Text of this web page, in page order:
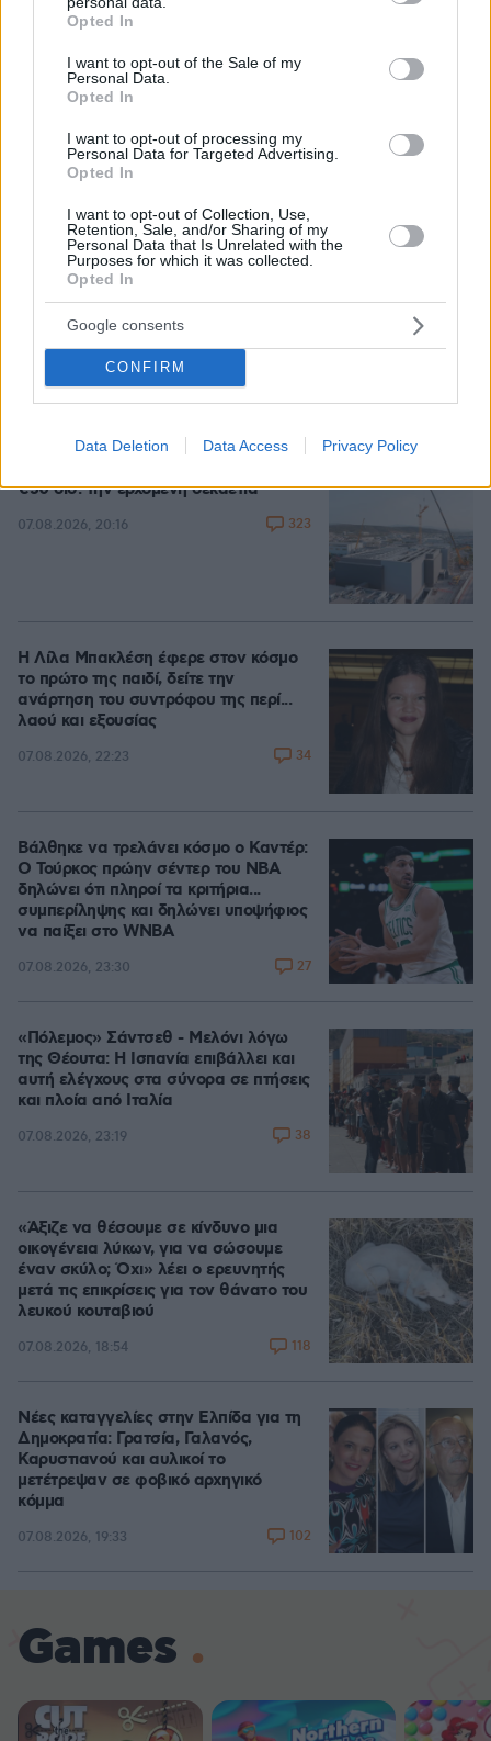
grant or deny consent to Google and its third-party tags to
use your data for below specified purposes in below Google
consent section.
Opted In
I want to opt-out of the Sale of my
Personal Data.
Opted In
I want to opt-out of processing my
Personal Data for Targeted Advertising.
Opted In
I want to opt-out of Collection, Use,
Retention, Sale, and/or Sharing of my
Personal Data that Is Unrelated with the
Purposes for which it was collected.
Opted In
Google consents
CONFIRM
Data Deletion Data Access Privacy Policy
Ο «Δράκος» του Λονδίνου: 40χρονος με
προβλήματα όρασης σκότωνε και βίαζε γυναίκες,
η αστυνομία τον είχε συλλάβει και τον άφησε
ελεύθερο
07.08.2026, 22:54
€50 δισ. την ερχόμενη δεκαετία
07.08.2026, 20:16 323
Η Λίλα Μπακλέση έφερε στον κόσμο
το πρώτο της παιδί, δείτε την
ανάρτηση του συντρόφου της περί...
λαού και εξουσίας
07.08.2026, 22:23 34
Βάλθηκε να τρελάνει κόσμο ο Καντέρ:
Ο Τούρκος πρώην σέντερ του NBA
δηλώνει ότι πληροί τα κριτήρια...
συμπερίληψης και δηλώνει υποψήφιος
να παίξει στο WNBA
07.08.2026, 23:30 27
«Πόλεμος» Σάντσεθ - Μελόνι λόγω
της Θέουτα: Η Ισπανία επιβάλλει και
αυτή ελέγχους στα σύνορα σε πτήσεις
και πλοία από Ιταλία
07.08.2026, 23:19 38
«Άξιζε να θέσουμε σε κίνδυνο μια
οικογένεια λύκων, για να σώσουμε
έναν σκύλο; Όχι» λέει ο ερευνητής
μετά τις επικρίσεις για τον θάνατο του
λευκού κουταβιού
07.08.2026, 18:54 118
Νέες καταγγελίες στην Ελπίδα για τη
Δημοκρατία: Γρατσία, Γαλανός,
Καρυστιανού και αυλικοί το
μετέτρεψαν σε φοβικό αρχηγικό
κόμμα
07.08.2026, 19:33 102
Games